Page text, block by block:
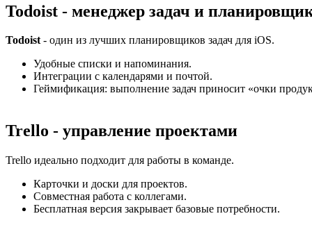
Todoist - менеджер задач и
Todoist- один из лучших планировщиков задач для iOS.
Удобные списки и напоминания.
Интеграции с календарями и почтой.
Геймификация: выполнение задач приносит «очки
Trello - управление проектами
Trello идеально подходит для работы в команде.
Карточки и доски для проектов.
Совместная работа с коллегами.
Бесплатная версия закрывает базовые потребности.